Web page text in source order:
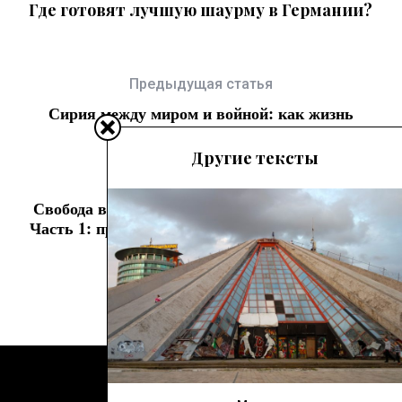
Где готовят лучшую шаурму в Германии?
Предыдущая статья
Сирия между миром и войной: как жизнь
становится адом
Свобода внутри. Азиатские хроники Вильмы.
Часть 1: прежде, чем взять билет в один конец
Другие тексты
Пассажир © 2021